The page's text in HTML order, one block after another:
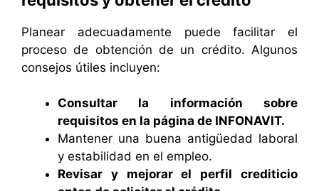
Planear adecuadamente puede facilitar el
proceso de obtención de un crédito. Algunos
consejos útiles incluyen:
Consultar la información sobre
requisitos en la página de INFONAVIT.
Mantener una buena antigüedad laboral
y estabilidad en el empleo.
Revisar y mejorar el perfil crediticio